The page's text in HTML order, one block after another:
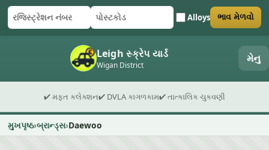
રજિસ્ટ્રેશન નંબર
પોસ્ટકોડ Alloys
ફોર્મ સબમિટ કરો ભાવ મેળવો
Leigh સ્ક્રેપ યાર્ડ
Wigan District મેનુ
✔ મફત કલેક્શન✔ DVLA કાગળકામ✔ તાત્કાલિક ચુકવણી
મુખપૃષ્ઠ બ્રાન્ડ્સ Daewoo